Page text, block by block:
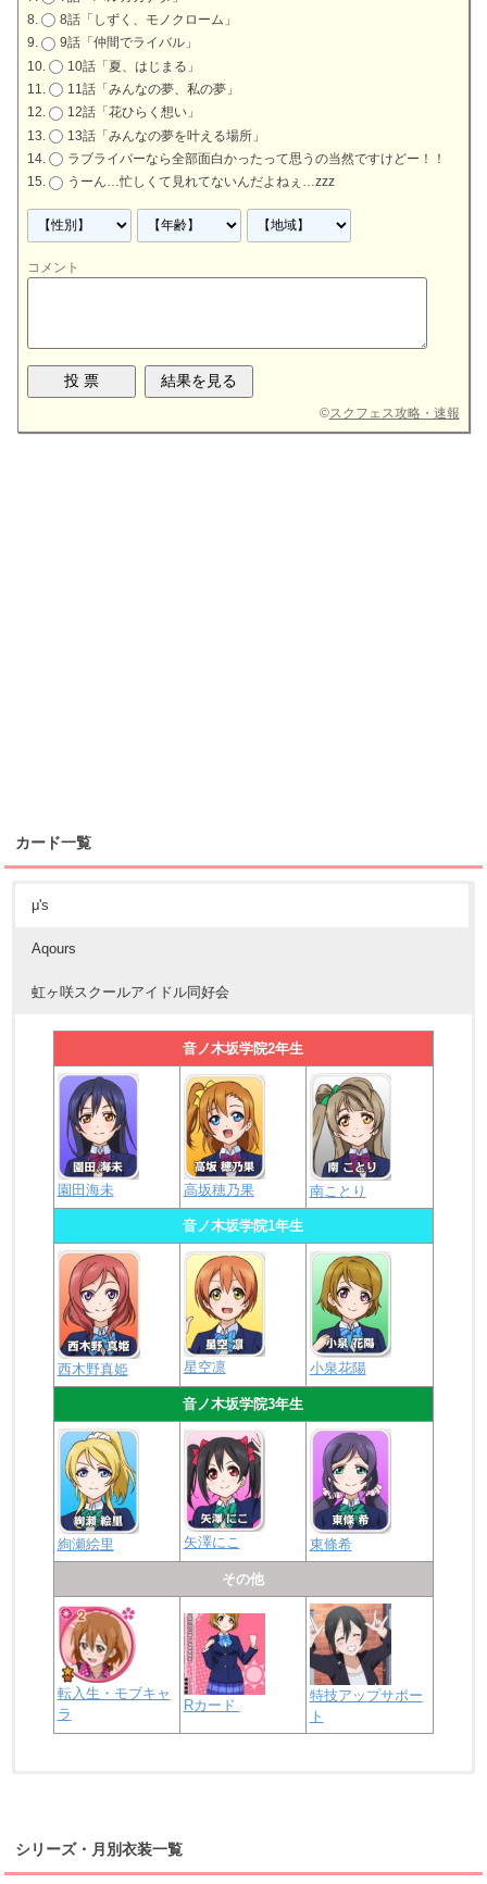
8話「しずく、モノクローム」
9話「仲間でライバル」
10話「夏、はじまる」
11話「みんなの夢、私の夢」
12話「花ひらく想い」
13話「みんなの夢を叶える場所」
ラブライバーなら全部面白かったって思うの当然ですけどー！！
うーん…忙しくて見れてないんだよねぇ…zzz
コメント
©スクフェス攻略・速報
カード一覧
μ's
Aqours
虹ヶ咲スクールアイドル同好会
音ノ木坂学院2年生
園田海未 高坂穂乃果 南ことり
音ノ木坂学院1年生
西木野真姫 星空凛 小泉花陽
音ノ木坂学院3年生
絢瀬絵里 矢澤にこ 東條希
その他
転入生・モブキャ
ラ
Rカード
特技アップサポー
ト
シリーズ・月別衣装一覧